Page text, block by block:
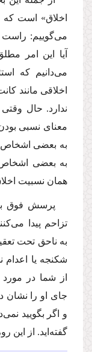
اخلاق» است
مى‌گوییم:
آیا این امر
مى‌دانیم كه
اخلاقى مانند
ندارد. حال وقتى
معناى نسبى
به بعضى
به بعضى اشخاص
همان نسبیت
پرسش فوق
تزاحم پیدا
به ناحق تحت
شكنجه یا اعدام
از شما در
جاى او را نشان
و اگر بگویید
گفته‌اید. از این